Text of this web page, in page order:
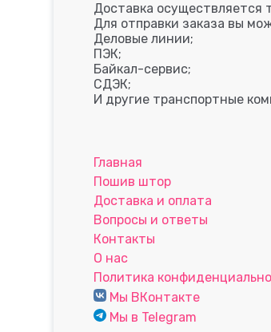
Доставка осуществляется
Для отправки заказа вы
Деловые линии;
ПЭК;
Байкал-сервис;
СДЭК;
И другие транспортные
Главная
Пошив штор
Доставка и оплата
Вопросы и ответы
Контакты
О нас
Политика
Мы ВКонтакте
Мы в Telegram